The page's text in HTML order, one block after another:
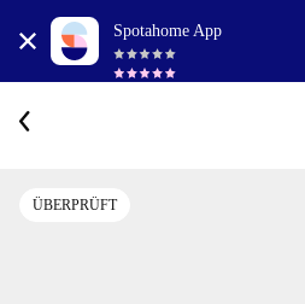
Spotahome App
ÜBERPRÜFT